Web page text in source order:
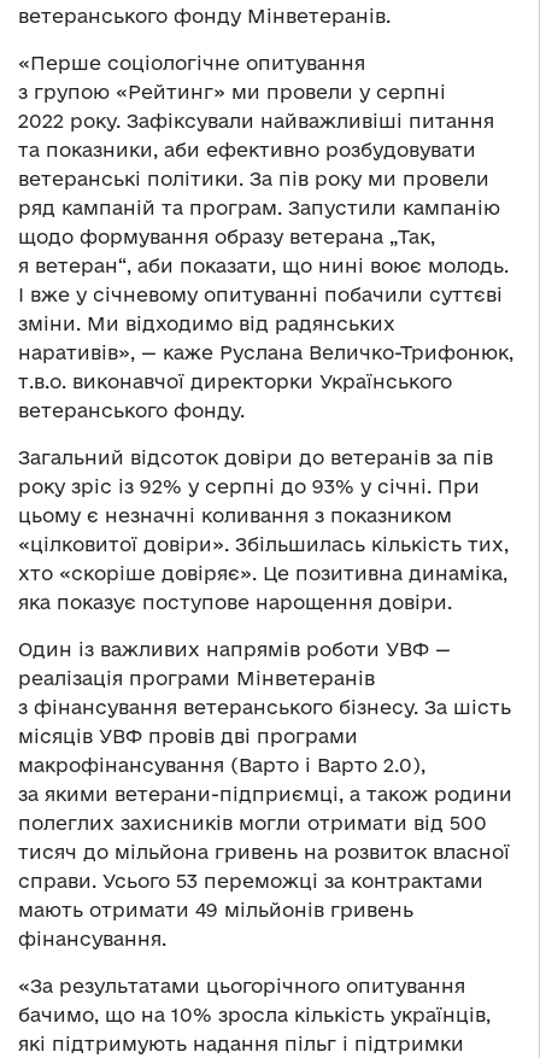
ветеранського фонду Мінветеранів.
«Перше соціологічне опитування
з групою «Рейтинг» ми провели у серпні
2022 року. Зафіксували найважливіші питання
та показники, аби ефективно розбудовувати
ветеранські політики. За пів року ми провели
ряд кампаній та програм. Запустили кампанію
щодо формування образу ветерана „Так,
я ветеран“, аби показати, що нині воює молодь.
І вже у січневому опитуванні побачили суттєві
зміни. Ми відходимо від радянських
наративів», — каже Руслана Величко-Трифонюк,
т.в.о. виконавчої директорки Українського
ветеранського фонду.
Загальний відсоток довіри до ветеранів за пів
року зріс із 92% у серпні до 93% у січні. При
цьому є незначні коливання з показником
«цілковитої довіри». Збільшилась кількість тих,
хто «скоріше довіряє». Це позитивна динаміка,
яка показує поступове нарощення довіри.
Один із важливих напрямів роботи УВФ —
реалізація програми Мінветеранів
з фінансування ветеранського бізнесу. За шість
місяців УВФ провів дві програми
макрофінансування (Варто і Варто 2.0),
за якими ветерани-підприємці, а також родини
полеглих захисників могли отримати від 500
тисяч до мільйона гривень на розвиток власної
справи. Усього 53 переможці за контрактами
мають отримати 49 мільйонів гривень
фінансування.
«За результатами цьогорічного опитування
бачимо, що на 10% зросла кількість українців,
які підтримують надання пільг і підтримки